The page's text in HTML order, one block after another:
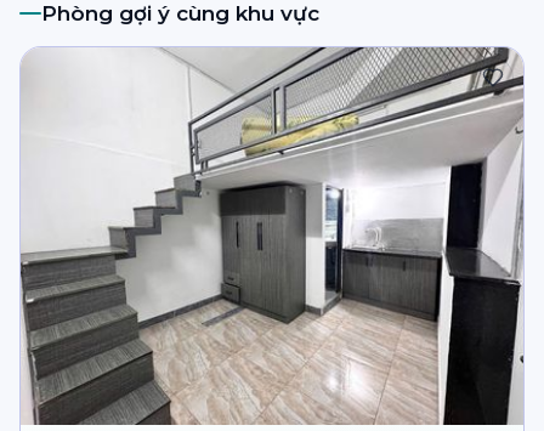
Phòng gợi ý cùng khu vực